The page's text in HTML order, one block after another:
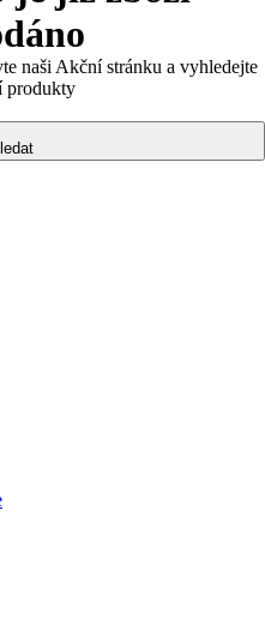
naši Akční stránku a vyhledejte
produkty